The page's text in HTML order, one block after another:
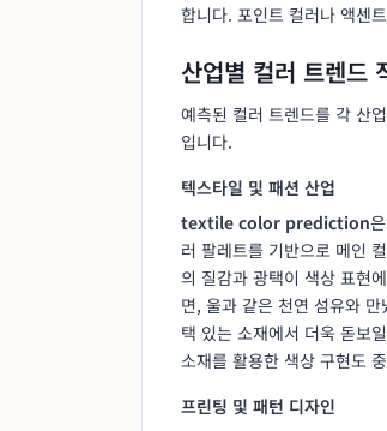
합니다. 포인트 컬러나 액센
산업별 컬러 트렌드
예측된 컬러 트렌드를 각 산
입니다.
텍스타일 및 패션 산업
textile color prediction
러 팔레트를 기반으로 메인
의 질감과 광택이 색상 표현
면, 울과 같은 천연 섬유와
택 있는 소재에서 더욱 돋보
소재를 활용한 색상 구현도
프린팅 및 패턴 디자인